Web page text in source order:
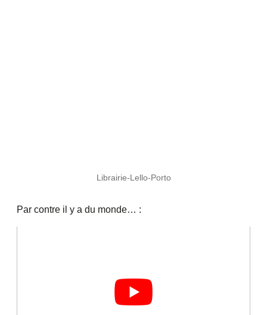
Librairie-Lello-Porto
Par contre il y a du monde… :